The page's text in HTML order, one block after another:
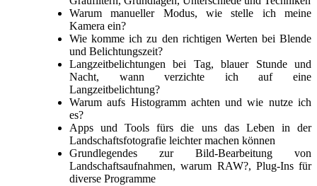
Warum manueller Modus, wie stelle ich meine
Kamera ein?
Wie komme ich zu den richtigen Werten bei Blende
und Belichtungszeit?
Langzeitbelichtungen bei Tag, blauer Stunde und
Nacht, wann verzichte ich auf eine
Langzeitbelichtung?
Warum aufs Histogramm achten und wie nutze ich
es?
Apps und Tools fürs die uns das Leben in der
Landschaftsfotografie leichter machen können
Grundlegendes zur Bild-Bearbeitung von
Landschaftsaufnahmen, warum RAW?, Plug-Ins für
diverse Programme